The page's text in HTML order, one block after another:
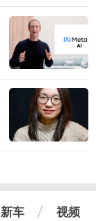
新车 视频